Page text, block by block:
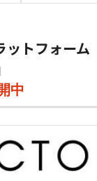
ットフォーム
中